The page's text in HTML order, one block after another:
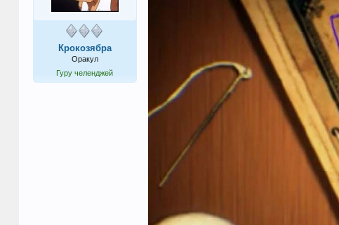
Крокозябра
Оракул
Гуру челенджей